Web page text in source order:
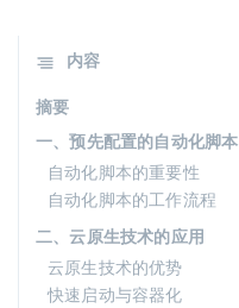
内容
摘要
一、预先配置的自动化脚本
自动化脚本的重要性
自动化脚本的工作流程
二、云原生技术的应用
云原生技术的优势
快速启动与容器化